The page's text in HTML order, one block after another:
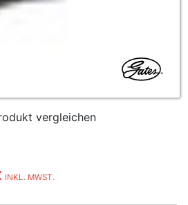
vergleichen
INKL. MWST.